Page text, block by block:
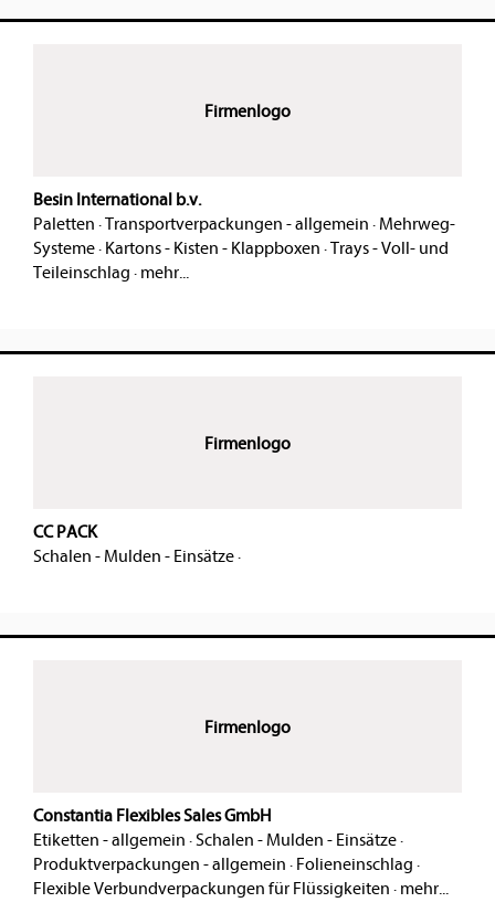
Firmenlogo
Besin International b.v.
Paletten ·Transportverpackungen - allgemein · Mehrweg-
Systeme· Kartons - Kisten - Klappboxen ·Trays - Voll- und
Teileinschlag · mehr...
Firmenlogo
CC PACK
Schalen - Mulden - Einsätze·
Firmenlogo
Constantia Flexibles Sales GmbH
Etiketten - allgemein ·Schalen - Mulden - Einsätze·
Produktverpackungen - allgemein · Folieneinschlag ·
Flexible Verbundverpackungen für Flüssigkeiten · mehr...